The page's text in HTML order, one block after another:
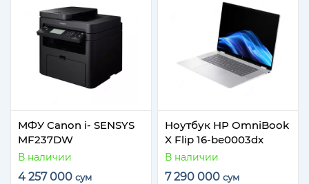
МФУ Canon i- SENSYS
MF237DW
В наличии
4 257 000 сум
Ноутбук HP OmniBook
X Flip 16-be0003dx
В наличии
7 290 000 сум